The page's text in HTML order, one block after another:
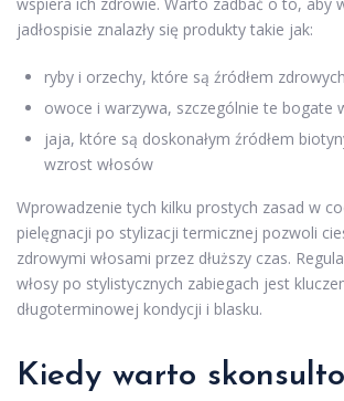
jadłospisie znalazły się produkty takie jak:
ryby i orzechy, które są źródłem
owoce i warzywa, szczególnie te bogate
jaja, które są doskonałym źródłem
wzrost włosów
Wprowadzenie tych kilku prostych zasad w
pielęgnacji po stylizacji termicznej pozwoli
zdrowymi włosami przez dłuższy czas.
włosy po stylistycznych zabiegach jest
długoterminowej kondycji i blasku.
Kiedy warto